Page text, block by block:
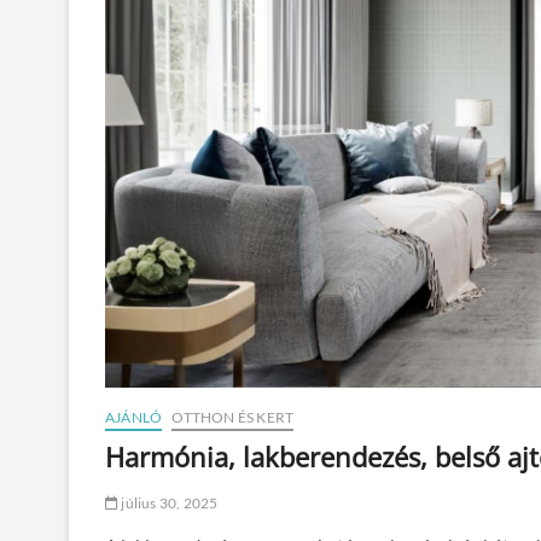
AJÁNLÓ OTTHON ÉS KERT
Harmónia, lakberendezés, belső
július 30, 2025